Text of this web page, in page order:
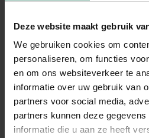
Deze website maakt gebruik
We gebruiken cookies om
personaliseren, om functies
en om ons websiteverkeer te
informatie over uw gebruik van
partners voor social media,
partners kunnen deze
informatie die u aan ze heeft
eventuele controles.
Hoe
Belastingdienst?
Goedeadministratie en